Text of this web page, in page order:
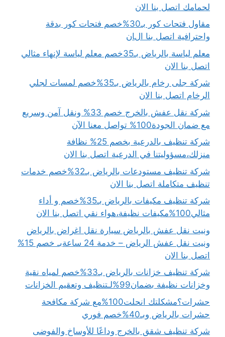
لحمامك اتصل بنا الان
مقاول فتحات كور بـ30%خصم فتحات كور بدقة
واحترافية اتصل بنا الان
معلم لياسة بالرياض بـ35خصم معلم لياسة لإنهاء مثالي
اتصل بنا الان
شركة جلى رخام بالرياض بـ35%خصم لمسات لجلي
الرخام اتصل بنا الان
شركة نقل عفش بالخرج خصم 33% ونقل آمن وسريع
مع ضمان الجودة100% تواصل معنا الآن
شركة تنظيف بالدرعية بخصم 25% نظافة
منزلك،مسؤوليتنا في الدرعية اتصل بنا الان
شركة تنظيف مستودعات بالرياض بـ32%خصم خدمات
تنظيف متكاملة اتصل بنا الان
شركة تنظيف مكيفات بالرياض بـ35%خصم و أداء
مثالي100%مكيفات نظيفة،هواء نقي اتصل بنا الان
ونيت نقل عفش بالرياض سيارة نقل اغراض بالرياض
ونيت نقل عفش الرياض – خدمة 24 ساعةبـ خصم 15%
اتصل بنا الان
شركة تنظيف خزانات بالرياض بـ33%خصم لمياه نقية
وخزانات نظيفة بضمان99%لـتنظيف وتعقيم الخزانات
حشرات؟مشكلتك انحلت100%مع شركة مكافحة
حشرات بالرياض وبـ40%خصم فوري
شركة تنظيف شقق بالخرج وداعًا للأوساخ والفوضى